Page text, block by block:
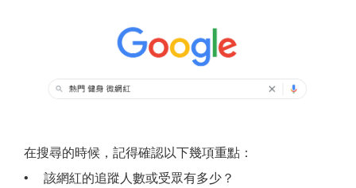
在搜尋的時候，記得確認以下幾項重點：
• 該網紅的追蹤人數或受眾有多少？